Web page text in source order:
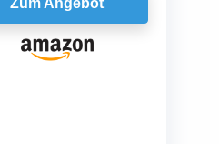
Zum Angebot